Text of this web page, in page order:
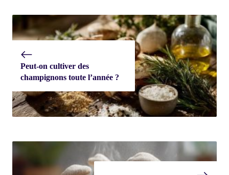
Peut-on cultiver des
champignons toute l’année ?